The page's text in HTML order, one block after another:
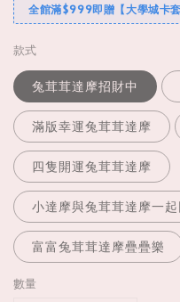
全館滿$999即贈【大學城卡
款式
兔茸茸達摩招財中
滿版幸運兔茸茸達摩
四隻開運兔茸茸達摩
小達摩與兔茸茸達摩一起
富富兔茸茸達摩疊疊樂
數量